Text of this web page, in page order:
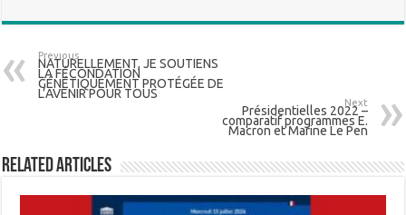
Previous
NATURELLEMENT, JE SOUTIENS
LA FÉCONDATION
GÉNÉTIQUEMENT PROTÉGÉE DE
L’AVENIR POUR TOUS
Next
Présidentielles 2022 –
comparatif programmes E.
Macron et Marine Le Pen
Related Articles